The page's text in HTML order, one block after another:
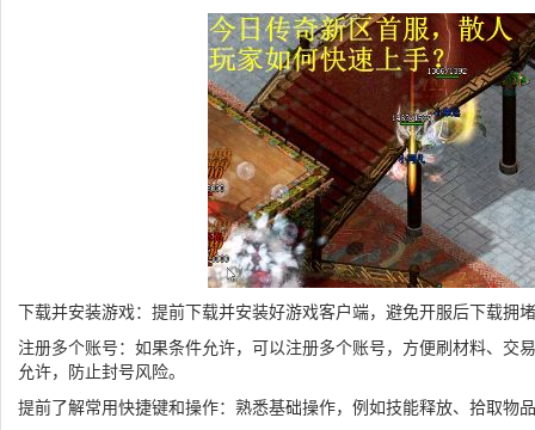
下载并安装游戏：提前下载并安装好游戏客户端，避免开服后下载拥
注册多个账号：如果条件允许，可以注册多个账号，方便刷材料、交
允许，防止封号风险。
提前了解常用快捷键和操作：熟悉基础操作，例如技能释放、拾取物